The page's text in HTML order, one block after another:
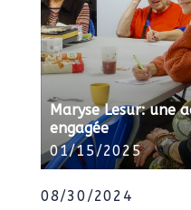
Maryse Lesur: une
engagée
01/15/2025
08/30/2024